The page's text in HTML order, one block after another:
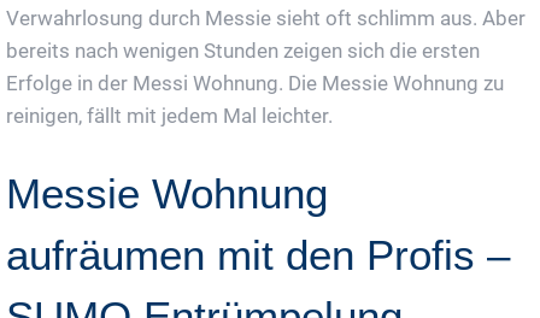
Verwahrlosung durch Messie sieht oft schlimm aus. Aber
bereits nach wenigen Stunden zeigen sich die ersten
Erfolge in der Messi Wohnung. Die Messie Wohnung zu
reinigen, fällt mit jedem Mal leichter.
Messie Wohnung
aufräumen mit den Profis –